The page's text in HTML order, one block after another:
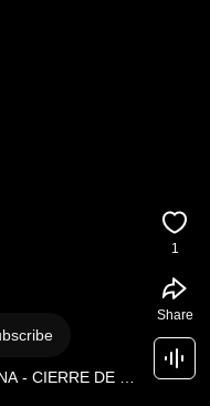
- CIERRE DE
1
Share